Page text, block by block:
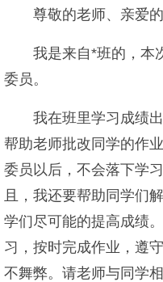
尊敬的老师、亲爱
我是来自*班的，本
委员。
我在班里学习成绩
帮助老师批改同学的作
委员以后，不会落下学
且，我还要帮助同学们
学们尽可能的提高成绩
习，按时完成作业，遵
不舞弊。请老师与同学